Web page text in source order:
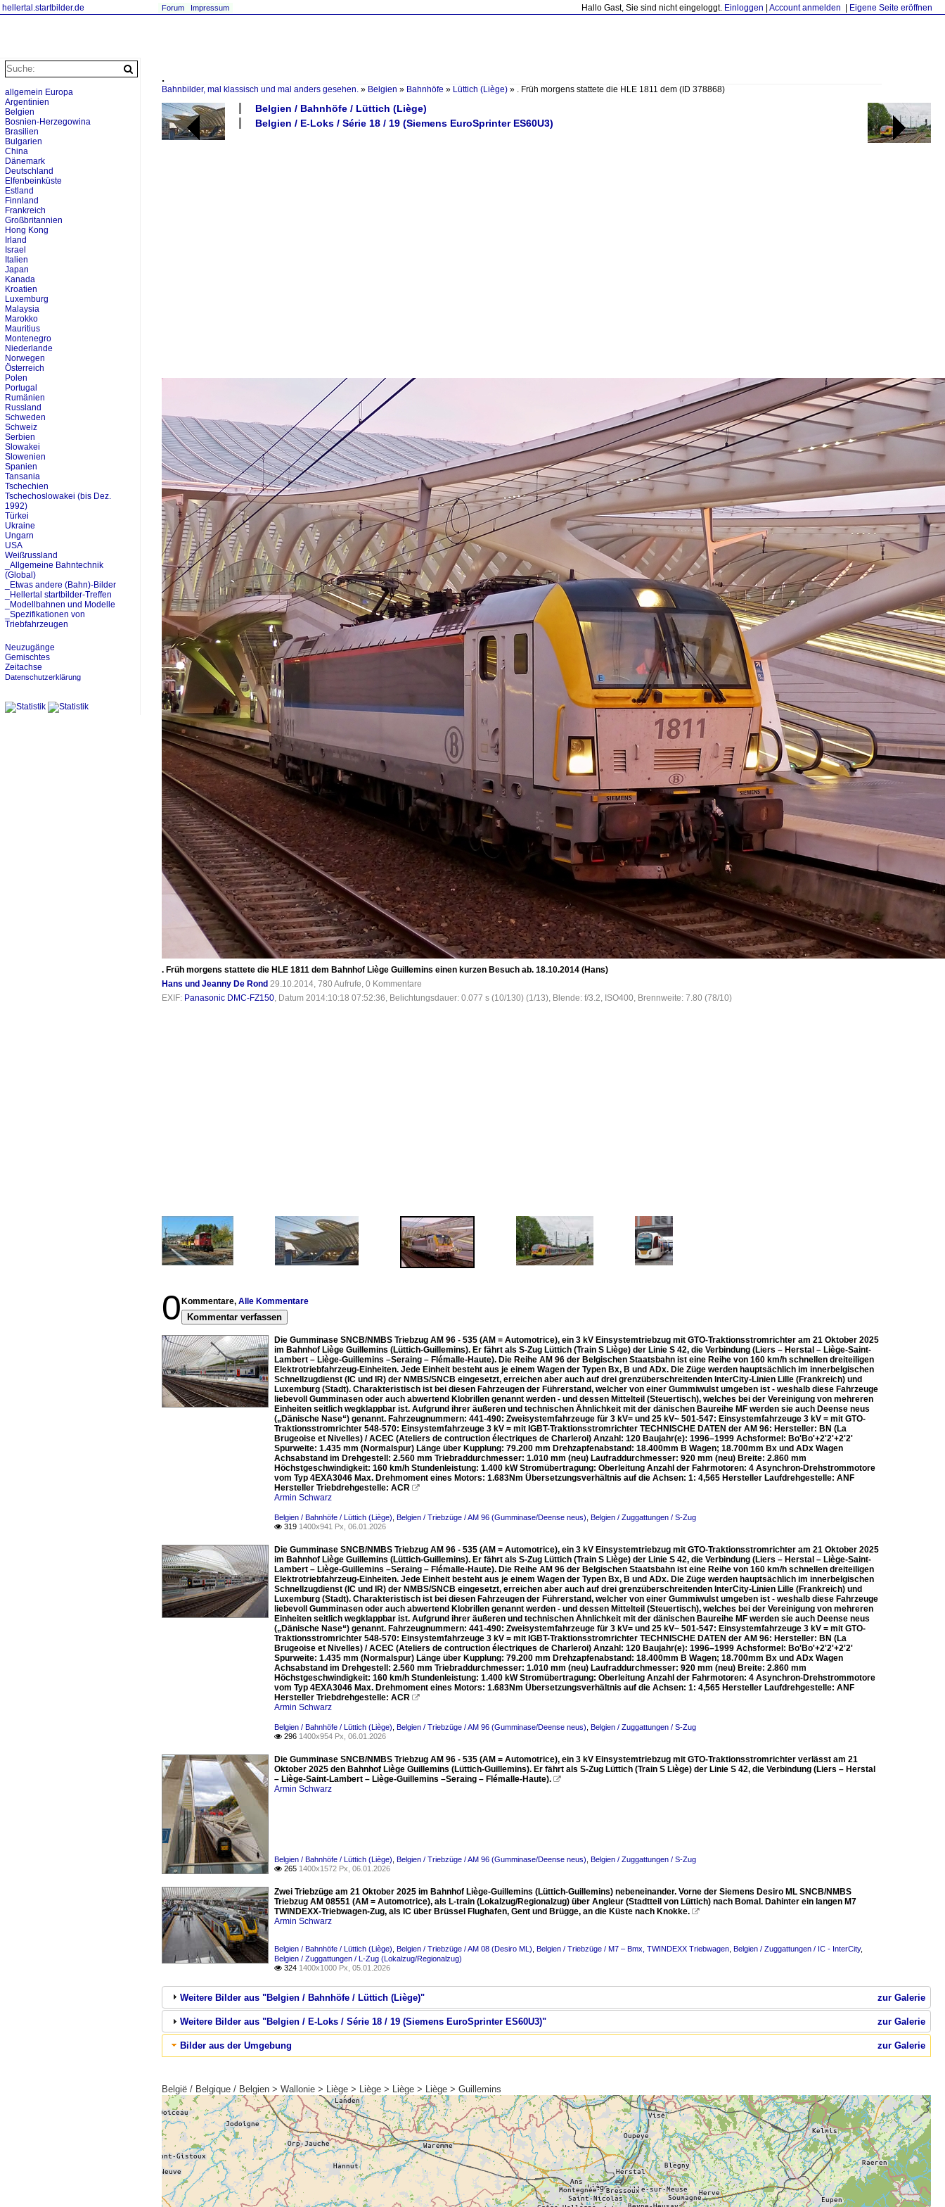
hellertal.startbilder.de Hallo Gast, Sie sind nicht eingeloggt. Einloggen Account anmelden Eigene Seite eröffnen
Forum Impressum
.
Bahnbilder, mal klassisch und mal anders gesehen. » Belgien » Bahnhöfe » Lüttich (Liège) » . Früh morgens stattete die HLE 1811 dem (ID 378868)
Belgien / Bahnhöfe / Lüttich (Liège)
Belgien / E-Loks / Série 18 / 19 (Siemens EuroSprinter ES60U3)
. Früh morgens stattete die HLE 1811 dem Bahnhof Liège Guillemins einen kurzen Besuch ab. 18.10.2014 (Hans)
Hans und Jeanny De Rond 29.10.2014, 780 Aufrufe, 0 Kommentare
EXIF: Panasonic DMC-FZ150, Datum 2014:10:18 07:52:36, Belichtungsdauer: 0.077 s (10/130) (1/13), Blende: f/3.2, ISO400, Brennweite: 7.80 (78/10)
0 Kommentare, Alle Kommentare
Kommentar verfassen
Die Gumminase SNCB/NMBS Triebzug AM 96 - 535 (AM = Automotrice), ein 3 kV Einsystemtriebzug mit GTO-Traktionsstromrichter am 21 Oktober 2025
im Bahnhof Liège Guillemins (Lüttich-Guillemins). Er fährt als S-Zug Lüttich (Train S Liège) der Linie S 42, die Verbindung (Liers – Herstal – Liège-Saint-
Lambert – Liège-Guillemins –Seraing – Flémalle-Haute). Die Reihe AM 96 der Belgischen Staatsbahn ist eine Reihe von 160 km/h schnellen dreiteiligen
Elektrotriebfahrzeug-Einheiten. Jede Einheit besteht aus je einem Wagen der Typen Bx, B und ADx. Die Züge werden hauptsächlich im innerbelgischen
Schnellzugdienst (IC und IR) der NMBS/SNCB eingesetzt, erreichen aber auch auf drei grenzüberschreitenden InterCity-Linien Lille (Frankreich) und
Luxemburg (Stadt). Charakteristisch ist bei diesen Fahrzeugen der Führerstand, welcher von einer Gummiwulst umgeben ist - weshalb diese Fahrzeuge
liebevoll Gumminasen oder auch abwertend Klobrillen genannt werden - und dessen Mittelteil (Steuertisch), welches bei der Vereinigung von mehreren
Einheiten seitlich wegklappbar ist. Aufgrund ihrer äußeren und technischen Ähnlichkeit mit der dänischen Baureihe MF werden sie auch Deense neus
(„Dänische Nase“) genannt. Fahrzeugnummern: 441-490: Zweisystemfahrzeuge für 3 kV= und 25 kV~ 501-547: Einsystemfahrzeuge 3 kV = mit GTO-
Traktionsstromrichter 548-570: Einsystemfahrzeuge 3 kV = mit IGBT-Traktionsstromrichter TECHNISCHE DATEN der AM 96: Hersteller: BN (La
Brugeoise et Nivelles) / ACEC (Ateliers de contruction électriques de Charleroi) Anzahl: 120 Baujahr(e): 1996–1999 Achsformel: Bo'Bo'+2'2'+2'2'
Spurweite: 1.435 mm (Normalspur) Länge über Kupplung: 79.200 mm Drehzapfenabstand: 18.400mm B Wagen; 18.700mm Bx und ADx Wagen
Achsabstand im Drehgestell: 2.560 mm Triebraddurchmesser: 1.010 mm (neu) Laufraddurchmesser: 920 mm (neu) Breite: 2.860 mm
Höchstgeschwindigkeit: 160 km/h Stundenleistung: 1.400 kW Stromübertragung: Oberleitung Anzahl der Fahrmotoren: 4 Asynchron-Drehstrommotore
vom Typ 4EXA3046 Max. Drehmoment eines Motors: 1.683Nm Übersetzungsverhältnis auf die Achsen: 1: 4,565 Hersteller Laufdrehgestelle: ANF
Hersteller Triebdrehgestelle: ACR 
Armin Schwarz
Belgien / Bahnhöfe / Lüttich (Liège) Belgien / Triebzüge / AM 96 (Gumminase/Deense neus) Belgien / Zuggattungen / S-Zug
 319 1400x941 Px, 06.01.2026
Die Gumminase SNCB/NMBS Triebzug AM 96 - 535 (AM = Automotrice), ein 3 kV Einsystemtriebzug mit GTO-Traktionsstromrichter am 21 Oktober 2025
im Bahnhof Liège Guillemins (Lüttich-Guillemins). Er fährt als S-Zug Lüttich (Train S Liège) der Linie S 42, die Verbindung (Liers – Herstal – Liège-Saint-
Lambert – Liège-Guillemins –Seraing – Flémalle-Haute). Die Reihe AM 96 der Belgischen Staatsbahn ist eine Reihe von 160 km/h schnellen dreiteiligen
Elektrotriebfahrzeug-Einheiten. Jede Einheit besteht aus je einem Wagen der Typen Bx, B und ADx. Die Züge werden hauptsächlich im innerbelgischen
Schnellzugdienst (IC und IR) der NMBS/SNCB eingesetzt, erreichen aber auch auf drei grenzüberschreitenden InterCity-Linien Lille (Frankreich) und
Luxemburg (Stadt). Charakteristisch ist bei diesen Fahrzeugen der Führerstand, welcher von einer Gummiwulst umgeben ist - weshalb diese Fahrzeuge
liebevoll Gumminasen oder auch abwertend Klobrillen genannt werden - und dessen Mittelteil (Steuertisch), welches bei der Vereinigung von mehreren
Einheiten seitlich wegklappbar ist. Aufgrund ihrer äußeren und technischen Ähnlichkeit mit der dänischen Baureihe MF werden sie auch Deense neus
(„Dänische Nase“) genannt. Fahrzeugnummern: 441-490: Zweisystemfahrzeuge für 3 kV= und 25 kV~ 501-547: Einsystemfahrzeuge 3 kV = mit GTO-
Traktionsstromrichter 548-570: Einsystemfahrzeuge 3 kV = mit IGBT-Traktionsstromrichter TECHNISCHE DATEN der AM 96: Hersteller: BN (La
Brugeoise et Nivelles) / ACEC (Ateliers de contruction électriques de Charleroi) Anzahl: 120 Baujahr(e): 1996–1999 Achsformel: Bo'Bo'+2'2'+2'2'
Spurweite: 1.435 mm (Normalspur) Länge über Kupplung: 79.200 mm Drehzapfenabstand: 18.400mm B Wagen; 18.700mm Bx und ADx Wagen
Achsabstand im Drehgestell: 2.560 mm Triebraddurchmesser: 1.010 mm (neu) Laufraddurchmesser: 920 mm (neu) Breite: 2.860 mm
Höchstgeschwindigkeit: 160 km/h Stundenleistung: 1.400 kW Stromübertragung: Oberleitung Anzahl der Fahrmotoren: 4 Asynchron-Drehstrommotore
vom Typ 4EXA3046 Max. Drehmoment eines Motors: 1.683Nm Übersetzungsverhältnis auf die Achsen: 1: 4,565 Hersteller Laufdrehgestelle: ANF
Hersteller Triebdrehgestelle: ACR 
Armin Schwarz
Belgien / Bahnhöfe / Lüttich (Liège) Belgien / Triebzüge / AM 96 (Gumminase/Deense neus) Belgien / Zuggattungen / S-Zug
 296 1400x954 Px, 06.01.2026
Die Gumminase SNCB/NMBS Triebzug AM 96 - 535 (AM = Automotrice), ein 3 kV Einsystemtriebzug mit GTO-Traktionsstromrichter verlässt am 21
Oktober 2025 den Bahnhof Liège Guillemins (Lüttich-Guillemins). Er fährt als S-Zug Lüttich (Train S Liège) der Linie S 42, die Verbindung (Liers – Herstal
– Liège-Saint-Lambert – Liège-Guillemins –Seraing – Flémalle-Haute). 
Armin Schwarz
Belgien / Bahnhöfe / Lüttich (Liège) Belgien / Triebzüge / AM 96 (Gumminase/Deense neus) Belgien / Zuggattungen / S-Zug
 265 1400x1572 Px, 06.01.2026
Zwei Triebzüge am 21 Oktober 2025 im Bahnhof Liège-Guillemins (Lüttich-Guillemins) nebeneinander. Vorne der Siemens Desiro ML SNCB/NMBS
Triebzug AM 08551 (AM = Automotrice), als L-train (Lokalzug/Regionalzug) über Angleur (Stadtteil von Lüttich) nach Bomal. Dahinter ein langen M7
TWINDEXX-Triebwagen-Zug, als IC über Brüssel Flughafen, Gent und Brügge, an die Küste nach Knokke. 
Armin Schwarz
Belgien / Bahnhöfe / Lüttich (Liège) Belgien / Triebzüge / AM 08 (Desiro ML) Belgien / Triebzüge / M7 – Bmx, TWINDEXX Triebwagen Belgien / Zuggattungen / IC - InterCity,
Belgien / Zuggattungen / L-Zug (Lokalzug/Regionalzug)
 324 1400x1000 Px, 05.01.2026
zur Galerie
Weitere Bilder aus "Belgien / Bahnhöfe / Lüttich (Liège)"
zur Galerie
Weitere Bilder aus "Belgien / E-Loks / Série 18 / 19 (Siemens EuroSprinter ES60U3)"
zur Galerie
Bilder aus der Umgebung
België / Belgique / Belgien > Wallonie > Liège > Liège > Liège > Liège > Guillemins
allgemein Europa
Argentinien
Belgien
Bosnien-Herzegowina
Brasilien
Bulgarien
China
Dänemark
Deutschland
Elfenbeinküste
Estland
Finnland
Frankreich
Großbritannien
Hong Kong
Irland
Israel
Italien
Japan
Kanada
Kroatien
Luxemburg
Malaysia
Marokko
Mauritius
Montenegro
Niederlande
Norwegen
Österreich
Polen
Portugal
Rumänien
Russland
Schweden
Schweiz
Serbien
Slowakei
Slowenien
Spanien
Tansania
Tschechien
Tschechoslowakei (bis Dez.
1992)
Türkei
Ukraine
Ungarn
USA
Weißrussland
_Allgemeine Bahntechnik
(Global)
_Etwas andere (Bahn)-Bilder
_Hellertal startbilder-Treffen
_Modellbahnen und Modelle
_Spezifikationen von
Triebfahrzeugen
Neuzugänge
Gemischtes
Zeitachse
Datenschutzerklärung